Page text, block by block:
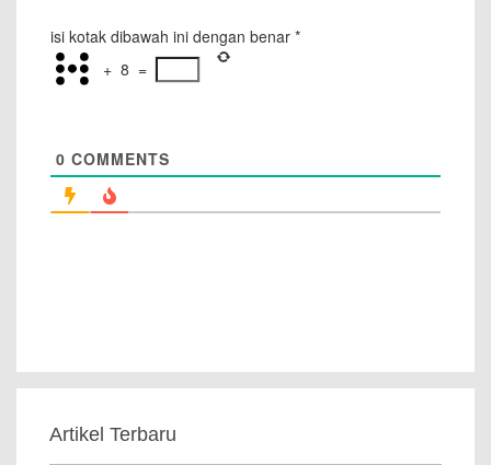
isi kotak dibawah ini dengan benar *
+ 8 =
0 COMMENTS
Artikel Terbaru